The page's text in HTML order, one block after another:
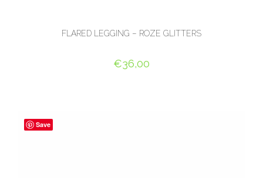
FLARED LEGGING – ROZE GLITTERS
€36,00
Save